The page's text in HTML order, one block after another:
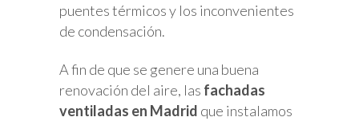
puentes térmicos y los inconvenientes
de condensación.
A fin de que se genere una buena
renovación del aire, las fachadas
ventiladas en Madrid que instalamos